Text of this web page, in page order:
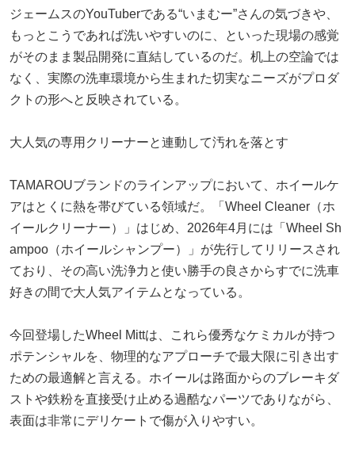
ジェームスのYouTuberである“いまむー”さんの気づきや、
もっとこうであれば洗いやすいのに、といった現場の感覚
がそのまま製品開発に直結しているのだ。机上の空論では
なく、実際の洗車環境から生まれた切実なニーズがプロダ
クトの形へと反映されている。
大人気の専用クリーナーと連動して汚れを落とす
TAMAROUブランドのラインアップにおいて、ホイールケ
アはとくに熱を帯びている領域だ。「Wheel Cleaner（ホ
イールクリーナー）」はじめ、2026年4月には「Wheel Sh
ampoo（ホイールシャンプー）」が先行してリリースされ
ており、その高い洗浄力と使い勝手の良さからすでに洗車
好きの間で大人気アイテムとなっている。
今回登場したWheel Mittは、これら優秀なケミカルが持つ
ポテンシャルを、物理的なアプローチで最大限に引き出す
ための最適解と言える。ホイールは路面からのブレーキダ
ストや鉄粉を直接受け止める過酷なパーツでありながら、
表面は非常にデリケートで傷が入りやすい。